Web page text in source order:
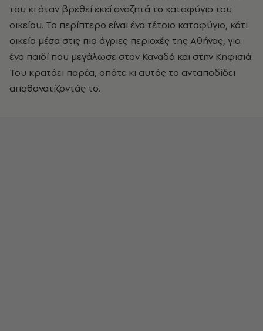
του κι όταν βρεθεί εκεί αναζητά το καταφύγιο του
οικείου. Το περίπτερο είναι ένα τέτοιο καταφύγιο, κάτι
οικείο μέσα στις πιο άγριες περιοχές της Αθήνας, για
ένα παιδί που μεγάλωσε στον Καναδά και στην Κηφισιά.
Του κρατάει παρέα, οπότε κι αυτός το ανταποδίδει
απαθανατίζοντάς το.